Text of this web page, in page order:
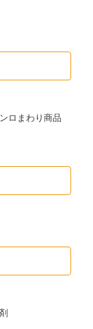
ロまわり商品